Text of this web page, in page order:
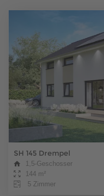
SH 145 Drempel
1,5-Geschosser
144 m²
5 Zimmer